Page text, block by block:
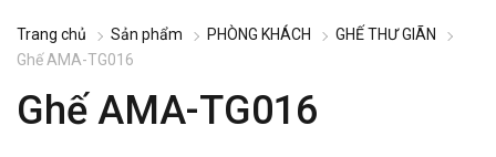
Trang chủ Sản phẩm PHÒNG KHÁCH
GHẾ THƯ GIÃN
Ghế AMA-TG016
Ghế AMA-TG016